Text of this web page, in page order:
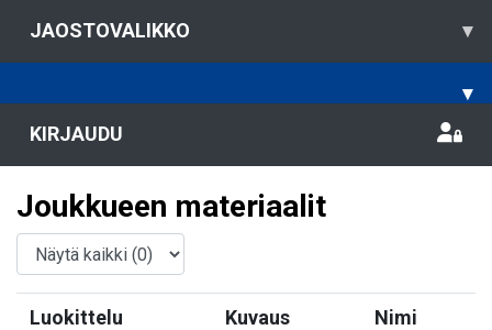
JAOSTOVALIKKO ▾
▾
KIRJAUDU
Joukkueen materiaalit
Luokittelu Kuvaus Nimi